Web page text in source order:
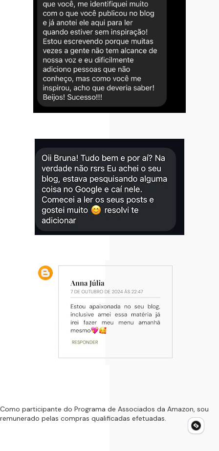
Como participante do Programa de Associados da Amazon, sou
remunerado pelas compras qualificadas efetuadas.